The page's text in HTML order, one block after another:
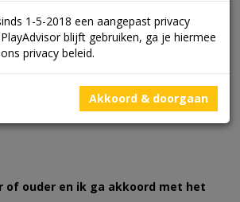
of ouder en ik ga akkoord met het
1-5-2018 een aangepast privacy
blijft gebruiken, ga je hiermee
ons privacy beleid.
Akkoord & doorgaan